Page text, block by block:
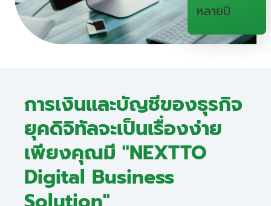
หลายปี
การเงินและบัญชีของธุรกิจ
ยุคดิจิทัลจะเป็นเรื่องง่าย
เพียงคุณมี "NEXTTO
Digital Business